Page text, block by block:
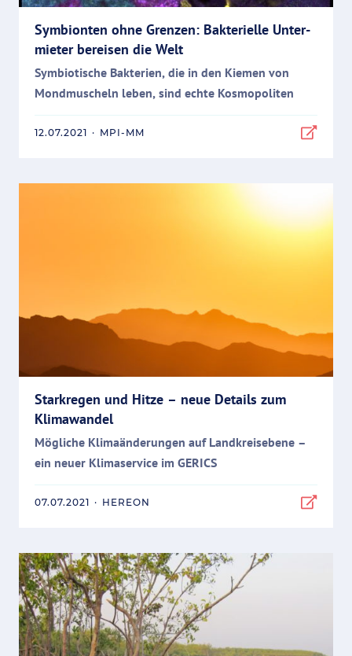
Sym­bi­on­ten ohne Gren­zen: Bak­te­ri­el­le Un­ter­
mie­ter be­rei­sen die Welt
Sym­bio­ti­sche Bak­te­ri­en, die in den Kie­men von
Mond­mu­scheln le­ben, sind ech­te Kos­mo­po­li­ten
12.07.2021 · MPI-MM
Starkregen und Hitze – neue Details zum
Klimawandel
Mögliche Klimaänderungen auf Landkreisebene –
ein neuer Klimaservice im GERICS
07.07.2021 · HEREON